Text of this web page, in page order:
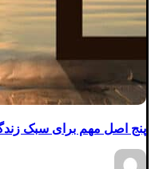
پنج اصل مهم برای سبک